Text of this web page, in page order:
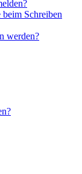
Schreiben
werden?